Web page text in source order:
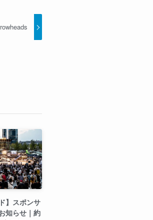
】スポンサ
知らせ｜約